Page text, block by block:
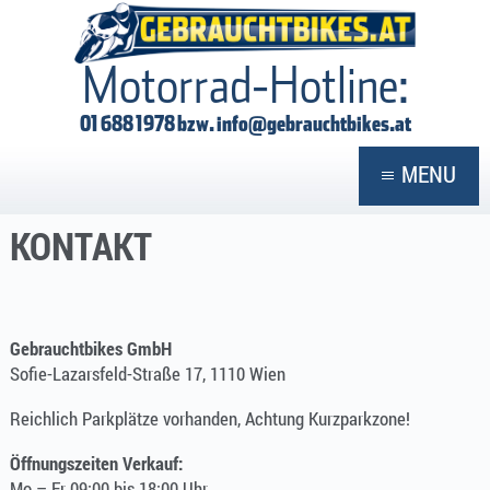
GEBRAUCHTBIKES
Motorrad-Hotline:
01 688 1978 bzw.info@gebrauchtbikes.at
MENU
KONTAKT
Gebrauchtbikes GmbH
Sofie-Lazarsfeld-Straße 17, 1110 Wien
Reichlich Parkplätze vorhanden, Achtung Kurzparkzone!
Öffnungszeiten Verkauf: